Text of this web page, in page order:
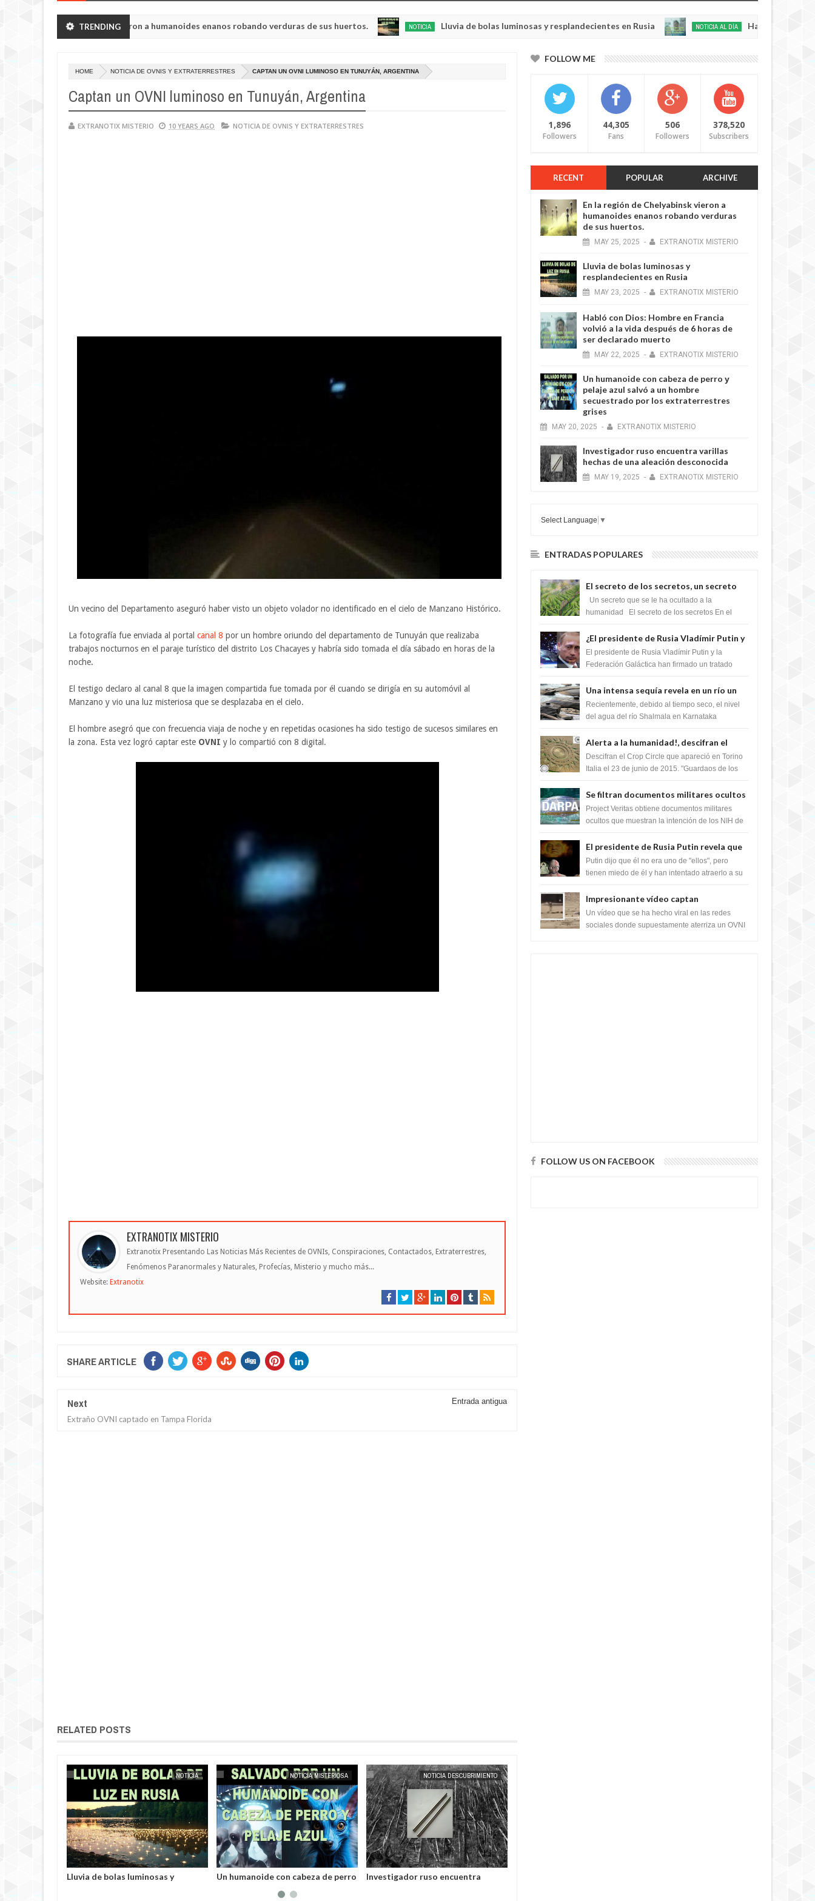
TRENDING
de Chelyabinsk vieron a humanoides enanos robando verduras de sus huertos. NOTICIA Lluvia de bolas luminosas y resplandecientes en Rusia
20250
NOTICIA AL DÍA Habló con Dios: Hombre
HOME NOTICIA DE OVNIS Y EXTRATERRESTRES CAPTAN UN OVNI LUMINOSO EN TUNUYÁN, ARGENTINA
Captan un OVNI luminoso en Tunuyán, Argentina
EXTRANOTIX MISTERIO 10 YEARS AGO NOTICIA DE OVNIS Y EXTRATERRESTRES
Un vecino del Departamento aseguró haber visto un objeto volador no identificado en el cielo de Manzano Histórico.
La fotografía fue enviada al portal canal 8 por un hombre oriundo del departamento de Tunuyán que realizaba
trabajos nocturnos en el paraje turístico del distrito Los Chacayes y habría sido tomada el día sábado en horas de la
noche.
El testigo declaro al canal 8 que la imagen compartida fue tomada por él cuando se dirigía en su automóvil al
Manzano y vio una luz misteriosa que se desplazaba en el cielo.
El hombre asegró que con frecuencia viaja de noche y en repetidas ocasiones ha sido testigo de sucesos similares en
la zona. Esta vez logró captar este OVNI y lo compartió con 8 digital.
EXTRANOTIX MISTERIO
Extranotix Presentando Las Noticias Más Recientes de OVNIs, Conspiraciones, Contactados, Extraterrestres,
Fenómenos Paranormales y Naturales, Profecías, Misterio y mucho más...
Website: Extranotix
SHARE ARTICLE
Next
Extraño OVNI captado en Tampa Florida
Entrada antigua
RELATED POSTS
MAY
NOTICIA
Lluvia de bolas luminosas y
NOTICIA MISTERIOSA
Un humanoide con cabeza de perro
secuestrado por los
NOTICIA DESCUBRIMIENTO
Investigador ruso encuentra
EXTRANOTIX MISTERIO EXTRANOTIX MISTERIO
FOLLOW ME
1,896
Followers
44,305
Fans
506
Followers
378,520
Subscribers
RECENT POPULAR ARCHIVE
En la región de Chelyabinsk vieron a
humanoides enanos robando verduras
de sus huertos.
MAY 25, 2025 - EXTRANOTIX MISTERIO
Lluvia de bolas luminosas y
resplandecientes en Rusia
MAY 23, 2025 - EXTRANOTIX MISTERIO
Habló con Dios: Hombre en Francia
volvió a la vida después de 6 horas de
ser declarado muerto
MAY 22, 2025 - EXTRANOTIX MISTERIO
Un humanoide con cabeza de perro у
pelaje azul salvó a un hombre
secuestrado por los extraterrestres
grises
MAY 20, 2025 - EXTRANOTIX MISTERIO
Investigador ruso encuentra varillas
hechas de una aleación desconocida
MAY 19, 2025 - EXTRANOTIX MISTERIO
Select Language ▼
ENTRADAS POPULARES
El secreto de los secretos, un secreto
que cambiaría por completo el destino
de la humanidad
Un secreto que se le ha ocultado a la
humanidad El secreto de los secretos En el
m...
¿El presidente de Rusia Vladímir Putin y
la Federación Galactica han firmado un
tratado para acabar con los Sionistas?
El presidente de Rusia Vladímir Putin y la
Federación Galáctica han firmado un tratado
Si...
Una intensa sequía revela en un río un
impresionante hallazgo de miles de
Shiva Lingas
Recientemente, debido al tiempo seco, el nivel
del agua del río Shalmala en Karnataka
Shiv...
Alerta a la humanidad!, descifran el
mensaje del Crop Circle de Torino ,Italia
Descifran el Crop Circle que apareció en Torino
Italia el 23 de junio de 2015. "Guardaos de los
Se filtran documentos militares ocultos
que muestran la intención de los NIH de
crear el SARS-CoV-2, utilizando la
Project Veritas obtiene documentos militares
ocultos que muestran la intención de los NIH de
El presidente de Rusia Putin revela que
la clase dominante en el mundo son los
híbridos reptiles
Putin dijo que él no era uno de "ellos", pero
tienen miedo de él y han intentado atraerlo a su
Impresionante vídeo captan
extraterrestres bajando de un OVNI en
Arabia Saudita
Un vídeo que se ha hecho viral en las redes
sociales donde supuestamente aterriza un OVNI
FOLLOW US ON FACEBOOK